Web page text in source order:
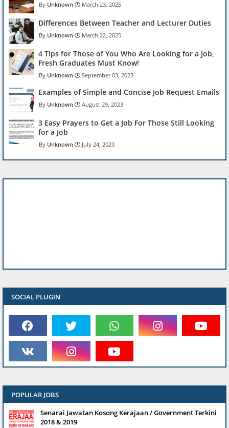
Unknown March 23, 2025
Differences Between Teacher and Lecturer Duties
Unknown March 22, 2025
4 Tips for Those of You Who Are Looking for a Job,
Fresh Graduates Must Know!
Unknown September 03, 2023
Examples of Simple and Concise Job Request Emails
Unknown August 29, 2023
3 Easy Prayers to Get a Job For Those Still Looking
for a Job
Unknown July 24, 2023
SOCIAL PLUGIN
POPULAR JOBS
Senarai Jawatan Kosong Kerajaan / Government Terkini
2018 & 2019